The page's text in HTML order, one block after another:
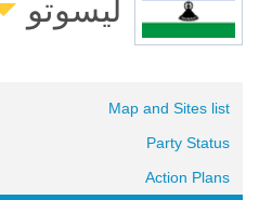
ليسوتو
Map and Sites list
Party Status
Action Plans